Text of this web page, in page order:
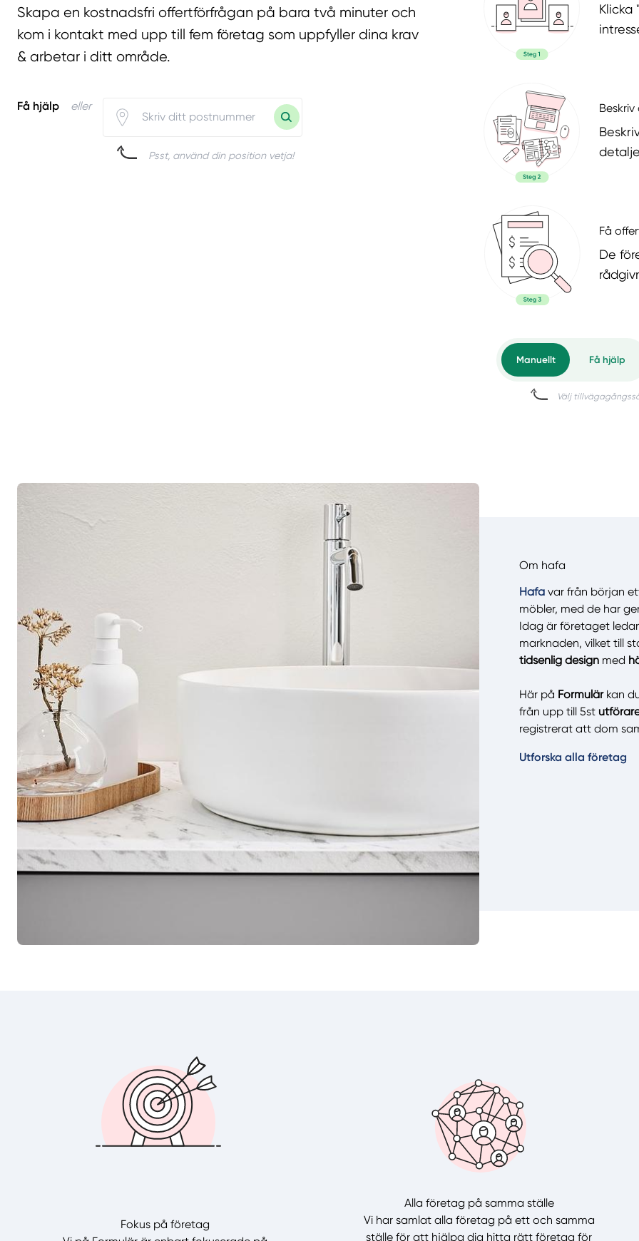
Skapa en kostnadsfri offertförfrågan på bara två minuter och
kom i kontakt med upp till fem företag som uppfyller dina krav
& arbetar i ditt område.
Få hjälp eller
Psst, använd din position vetja!
Klicka
Få
De
Om hafa
Hafa var från början
möbler, med de har
Idag är företaget
marknaden, vilket till
tidsenlig design med
Här på Formulärkan
från upp till 5st
registrerat att dom
Utforska alla företag
Fokus på företag
Alla företag på samma ställe
Vi har samlat alla företag på ett och samma
ställe för att hjälpa dig hitta rätt företag för